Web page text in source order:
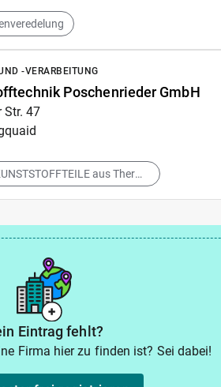
-VERARBEITUNG
Poschenrieder GmbH
Str. 47
TECHNISCHE KUNSTSTOFFTEILE aus Thermo- u. Spritzgußteile
Eintrag fehlt?
Firma hier zu finden ist? Sei dabei!